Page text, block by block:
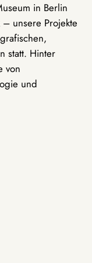
in Berlin
unsere Projekte
statt. Hinter
von
und